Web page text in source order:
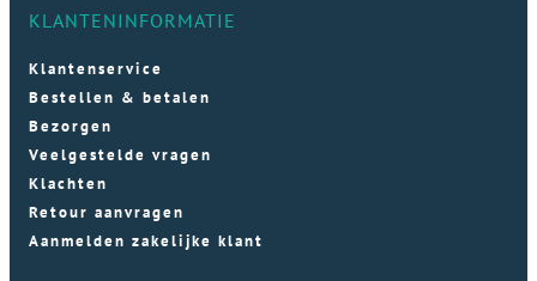
KLANTENINFORMATIE
Klantenservice
Bestellen & betalen
Bezorgen
Veelgestelde vragen
Klachten
Retour aanvragen
Aanmelden zakelijke klant